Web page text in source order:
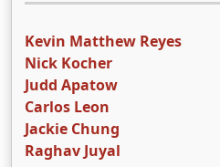
Kevin Matthew Reyes
Nick Kocher
Judd Apatow
Carlos Leon
Jackie Chung
Raghav Juyal